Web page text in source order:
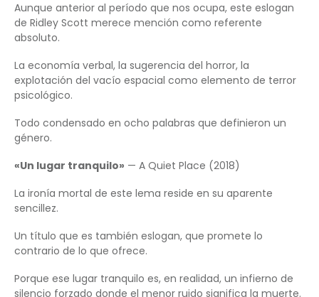
Aunque anterior al período que nos ocupa, este eslogan
de Ridley Scott merece mención como referente
absoluto.
La economía verbal, la sugerencia del horror, la
explotación del vacío espacial como elemento de terror
psicológico.
Todo condensado en ocho palabras que definieron un
género.
«Un lugar tranquilo» — A Quiet Place (2018)
La ironía mortal de este lema reside en su aparente
sencillez.
Un título que es también eslogan, que promete lo
contrario de lo que ofrece.
Porque ese lugar tranquilo es, en realidad, un infierno de
silencio forzado donde el menor ruido significa la muerte.